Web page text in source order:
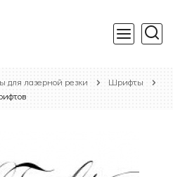
для лазерной резки
Шрифты